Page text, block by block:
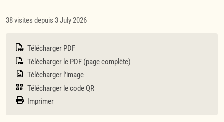
38 visites depuis 3 July 2026
Télécharger PDF
Télécharger le PDF (page complète)
Télécharger l'image
Télécharger le code QR
Imprimer